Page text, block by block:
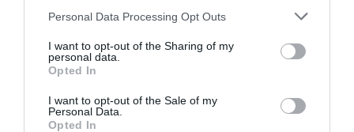
Personal Data Processing Opt Outs
I want to opt-out of the Sharing of my
personal data.
Opted In
I want to opt-out of the Sale of my
Personal Data.
Opted In